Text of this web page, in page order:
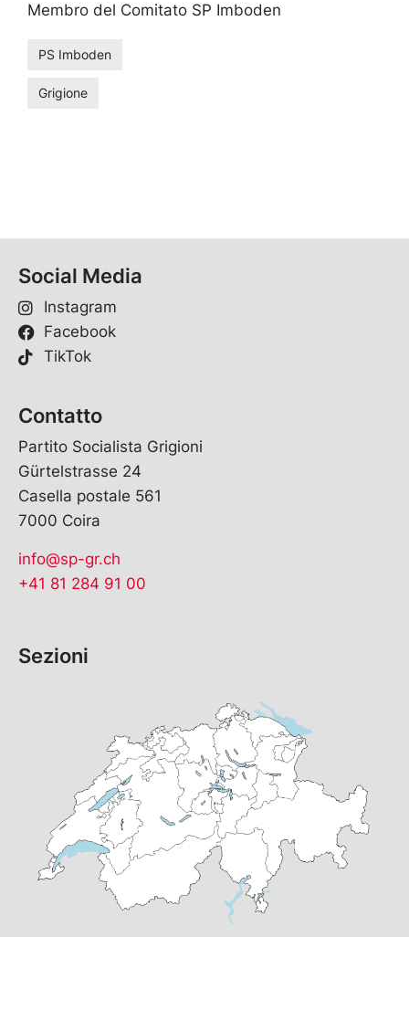
Membro del Comitato SP Imboden
PS Imboden
Grigione
Social Media
Instagram
Facebook
TikTok
Contatto
Partito Socialista Grigioni
Gürtelstrasse 24
Casella postale 561
7000 Coira
info@sp-gr.ch
+41 81 284 91 00
Sezioni